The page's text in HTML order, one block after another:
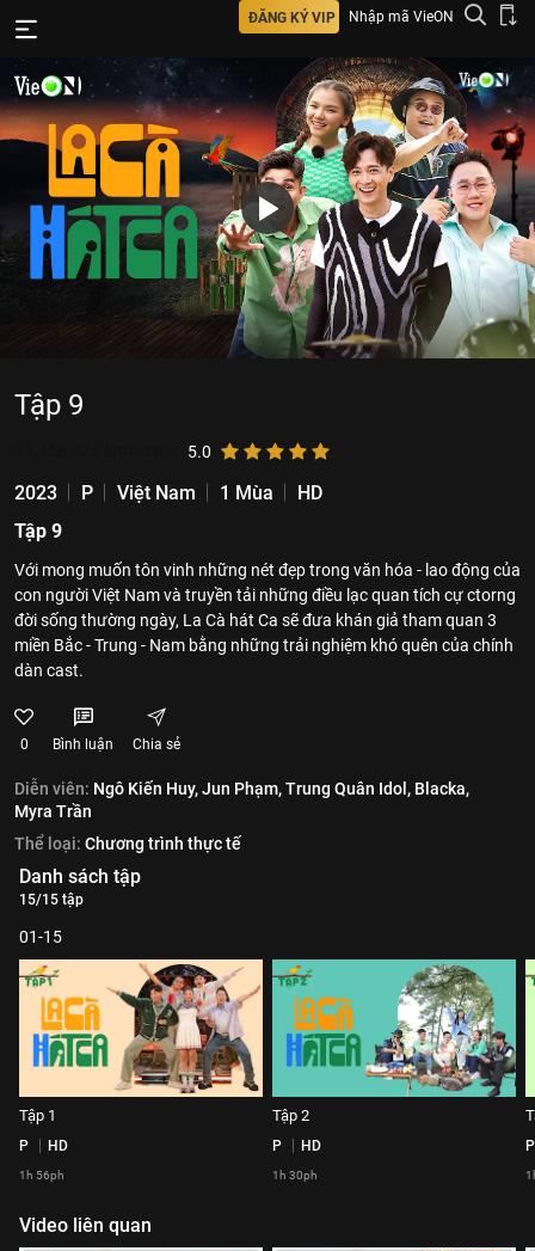
ĐĂNG KÝ VIP Nhập mã VieON
Tập 9
5.0
2023 P Việt Nam 1 Mùa
HD
Tập 9
Với mong muốn tôn vinh những nét đẹp trong văn hóa - lao động của
con người Việt Nam và truyền tải những điều lạc quan tích cự ctorng
đời sống thường ngày, La Cà hát Ca sẽ đưa khán giả tham quan 3
miền Bắc - Trung - Nam bằng những trải nghiệm khó quên của chính
dàn cast.
0 Bình luận Chia sẻ
Diễn viên: Ngô Kiến Huy,Jun Phạm,Trung Quân Idol, Blacka,
Myra Trần
Thể loại: Chương trình thực tế
Danh sách tập
15/15 tập
01-15
Tập 1
P HD
1h 56ph
Tập 2
P HD
1h 30ph
P
Video liên quan